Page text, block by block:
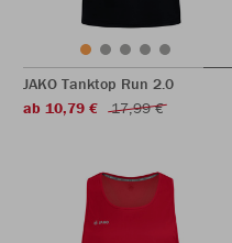
JAKO Tanktop Run 2.0
ab 10,79 €
17,99 €